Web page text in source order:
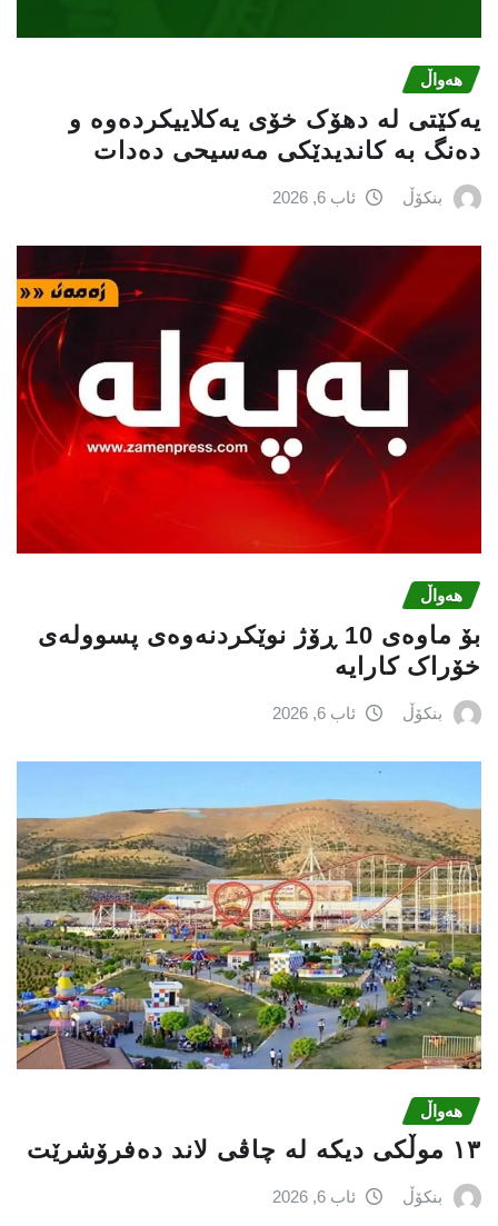
هەواڵ
یەکێتی لە دهۆک خۆی یەکلاییکردەوە و
دەنگ بە کاندیدێکی مەسیحی دەدات
بنکۆڵ ئاب 6, 2026
هەواڵ
بۆ ماوەی 10 ڕۆژ نوێکردنەوەی پسوولەی
خۆراک کارایە
بنکۆڵ ئاب 6, 2026
هەواڵ
١٣ موڵکی دیکە لە چاڤی لاند دەفرۆشرێت
بنکۆڵ ئاب 6, 2026